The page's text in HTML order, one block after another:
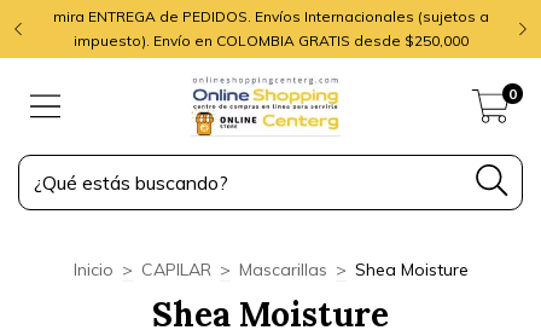
mira ENTREGA de PEDIDOS. Envíos Internacionales (sujetos a
impuesto). Envío en COLOMBIA GRATIS desde $250,000
0
Inicio > CAPILAR > Mascarillas > Shea Moisture
Shea Moisture